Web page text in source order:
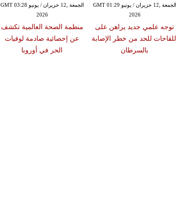
الجمعة ,12 حزيران / يونيو GMT 03:28
2026
منظمة الصحة العالمية تكشف
عن إحصائية صادمة لوفيات
الحر في أوروبا
الجمعة ,12 حزيران / يونيو GMT 01:29
2026
توجه علمي جديد يراهن على
اللقاحات للحد من خطر الإصابة
بالسرطان